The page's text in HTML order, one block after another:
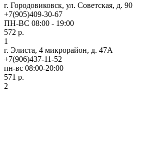
г. Городовиковск, ул. Советская, д. 90
+7(905)409-30-67
ПН-ВС 08:00 - 19:00
572 р.
1
г. Элиста, 4 микрорайон, д. 47А
+7(906)437-11-52
пн-вс 08:00-20:00
571 р.
2